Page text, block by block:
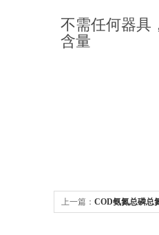
不需任何器具
含量
上一篇： COD氨氮总磷总